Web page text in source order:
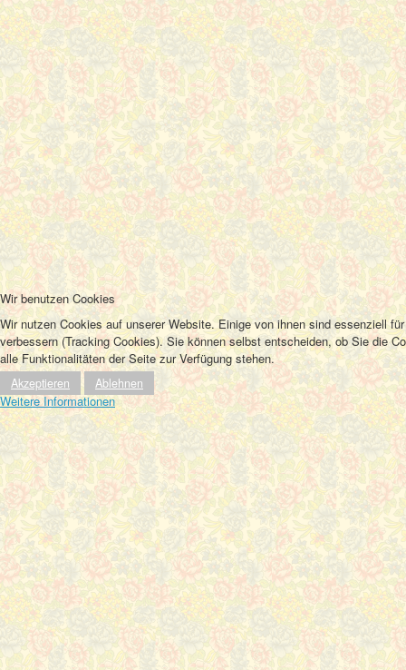
Wir benutzen Cookies
Wir nutzen Cookies auf unserer Website. Einige von ihnen sind essenziell
verbessern (Tracking Cookies). Sie können selbst entscheiden, ob Sie die
alle Funktionalitäten der Seite zur Verfügung stehen.
Akzeptieren Ablehnen
Weitere Informationen